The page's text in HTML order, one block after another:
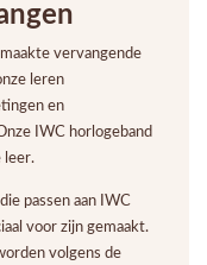
vervangende
leren
en
IWC horlogeband
leer.
passen aan IWC
voor zijn gemaakt.
volgens de